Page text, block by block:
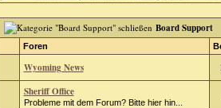
Board Support
Foren
Wyoming News
Sheriff Office
Probleme mit dem Forum? Bitte hier hin...